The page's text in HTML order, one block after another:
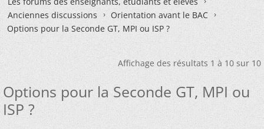
Anciennes discussions
Orientation avant le BAC
Options pour la Seconde GT, MPI ou ISP ?
Affichage des résultats 1 à 10 sur 10
Options pour la Seconde GT, MPI ou
ISP ?